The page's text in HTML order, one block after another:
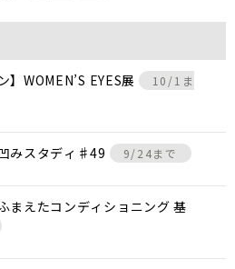
】WOMEN’S EYES展
10/1ま
みスタディ♯49 9/24まで
まえたコンディショニング 基